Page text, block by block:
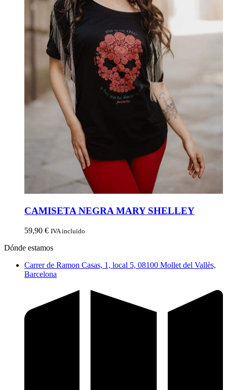
CAMISETA NEGRA MARY SHELLEY
59,90 € IVA incluido
Dónde estamos
Carrer de Ramon Casas, 1, local 5, 08100 Mollet del Vallès,
Barcelona